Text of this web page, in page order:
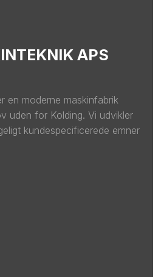
APS
en moderne maskinfabrik
uden for Kolding. Vi udvikler
kundespecificerede emner